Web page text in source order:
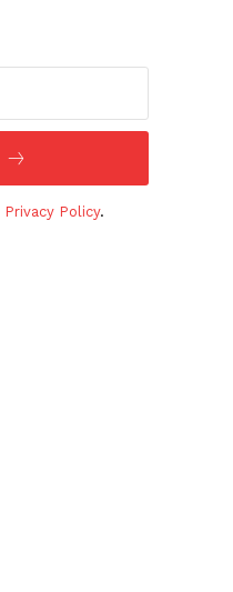
Privacy Policy.